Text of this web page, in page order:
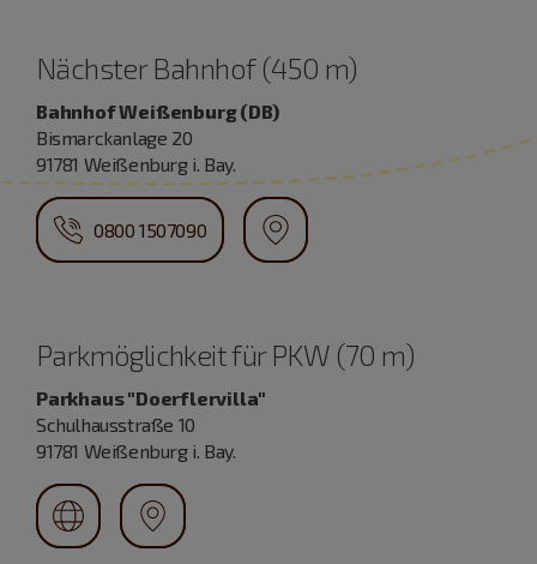
Nächster Bahnhof (450 m)
Bahnhof Weißenburg (DB)
Bismarckanlage 20
91781 Weißenburg i. Bay.
0800 1507090
Parkmöglichkeit für PKW (70 m)
Parkhaus "Doerflervilla"
Schulhausstraße 10
91781 Weißenburg i. Bay.